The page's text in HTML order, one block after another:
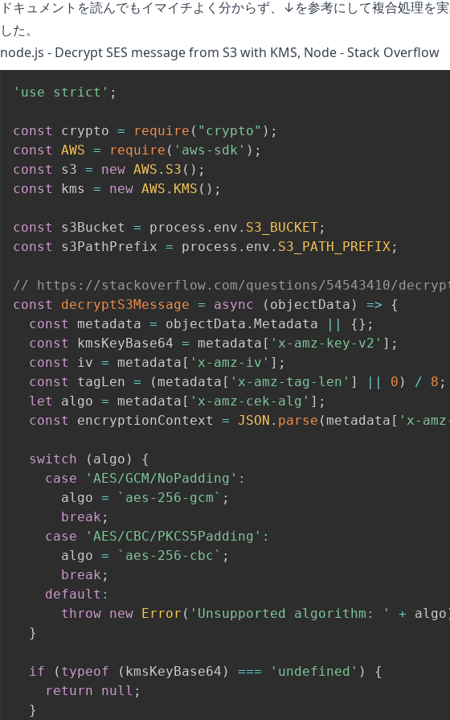
ドキュメント を読んでもイマイチよく分からず、↓を参考にして複合処理を
した。
node.js - Decrypt SES message from S3 with KMS, Node - Stack Overflow
'use strict' ;
const crypto = require ( "crypto" ) ;
const
AWS = require ( 'aws-sdk' ) ;
const
s3 = new AWS . S3 ( ) ;
const
kms = new AWS . KMS ( ) ;
const s3Bucket = process . env . S3_BUCKET;
const
s3PathPrefix = process . env . S3_PATH_PREFIX;
// https://stackoverflow.com/questions/54543410/
const
decryptS3Message = async ( objectData ) =>
{
const
metadata = objectData . Metadata || {} ;
const
kmsKeyBase64 = metadata [ 'x-amz-key-v2' ] ;
const
iv = metadata [ 'x-amz-iv' ] ;
const
tagLen = ( metadata [ 'x-amz-tag-len' ] || 0 ) / 8 ;
let
algo = metadata [ 'x-amz-cek-alg' ] ;
const
encryptionContext = JSON . parse ( metadata [ 'x-
switch ( algo )
{
case
'AES/GCM/NoPadding' :
      algo
= ` aes-256-gcm` ;
break ;
case
'AES/CBC/PKCS5Padding' :
      algo
= ` aes-256-cbc` ;
break ;
default :
throw new Error ( 'Unsupported algorithm: ' + algo
}
if ( typeof ( kmsKeyBase64 ) === 'undefined' )
{
return
null ;
}